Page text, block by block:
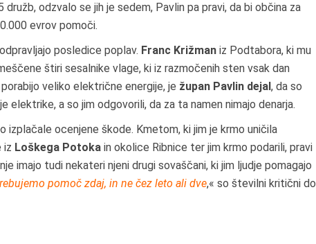
odzvalo se jih je sedem, Pavlin pa pravi, da bi občina za
evrov pomoči.
posledice poplav. Franc Križman iz Podtabora, ki mu
štiri sesalnike vlage, ki iz razmočenih sten vsak dan
veliko električne energije, je župan Pavlin dejal, da so
elektrike, a so jim odgovorili, da za ta namen nimajo denarja.
izplačale ocenjene škode. Kmetom, ki jim je krmo uničila
iz Loškega Potoka in okolice Ribnice ter jim krmo podarili, pravi
imajo tudi nekateri njeni drugi sovaščani, ki jim ljudje pomagajo
pomoč zdaj, in ne čez leto ali dve,« so številni kritični do